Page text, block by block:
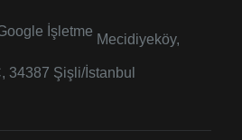
Mecidiyeköy,
34387 Şişli/İstanbul